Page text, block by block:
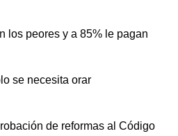
los peores y a 85% le pagan
se necesita orar
de reformas al Código